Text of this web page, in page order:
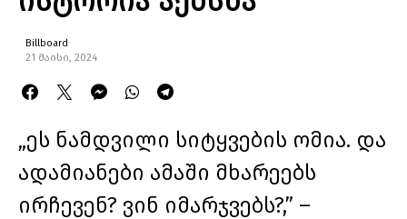
Billboard
21 მაისი, 2024
„ეს ნამდვილი სიტყვების ომია. და
ადამიანები ამაში მხარეებს
ირჩევენ? ვინ იმარჯვებს?,” –